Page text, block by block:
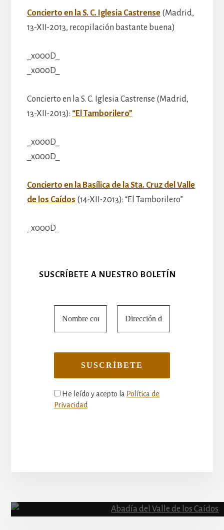
Concierto en la S. C. Iglesia Castrense(Madrid,
13-XII-2013, recopilación bastante buena)
_x000D_
_x000D_
Concierto en la S. C. Iglesia Castrense (Madrid,
13-XII-2013): “El Tamborilero”
_x000D_
_x000D_
Concierto en la Basílica de la Sta. Cruz del Valle
de los Caídos (14-XII-2013): “El Tamborilero”
_x000D_
SUSCRÍBETE A NUESTRO BOLETÍN
He leído y acepto la Política de
Privacidad
Content